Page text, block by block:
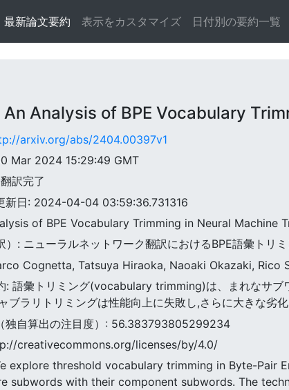
最新論文要約 表示をカスタマイズ 日付別の要約一覧
An Analysis of BPE Vocabulary
arxiv.org/abs/2404.00397v1
Mar 2024 15:29:49 GMT
訳完了
新日: 2024-04-04 03:59:36.731316
of BPE Vocabulary Trimming in Neural Machine
）: ニューラルネットワーク翻訳におけるBPE語彙トリ
Cognetta, Tatsuya Hiraoka, Naoaki Okazaki, Rico
語彙トリミング(vocabulary trimming)は、まれなサブ
ブラリトリミングは性能向上に失敗し,さらに大きな劣化
独自算出の注目度）: 56.383793805299234
creativecommons.org/licenses/by/4.0/
explore threshold vocabulary trimming in Byte-Pair
subwords with their component subwords. The